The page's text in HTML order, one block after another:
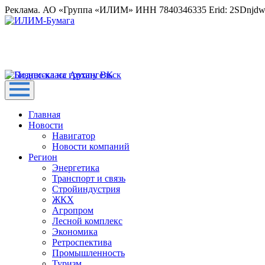
Реклама. АО «Группа «ИЛИМ» ИНН 7840346335 Erid:
Главная
Новости
Навигатор
Новости компаний
Регион
Энергетика
Транспорт и связь
Стройиндустрия
ЖКХ
Агропром
Лесной комплекс
Экономика
Ретроспектива
Промышленность